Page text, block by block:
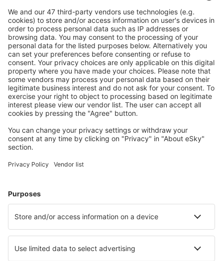
Planifică ȋn siguranţă
Rezervare fără griji cu opțiune gratuită de anulare.
Economiseşte mai mult
Prețuri atractive și oferte speciale pentru utilizatorii
conectați.
Cazarea preferată
Alege din peste 1,3 mil. de opţiuni: hoteluri, cabane,
Cele mai căutate hoteluri de către utilizatorii eSky
Hoteluri în Nisa
Hoteluri în Cannes Hoteluri în Frejus Hoteluri în Paris
Hoteluri în Val Thorens Hoteluri în Cabourg